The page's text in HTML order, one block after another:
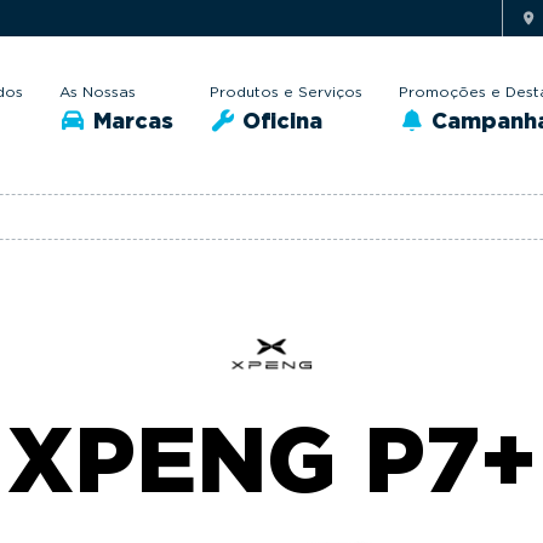
As Nossas
Marcas
Produtos e Serviços
Oficina
Promoções e
XPENG P7+